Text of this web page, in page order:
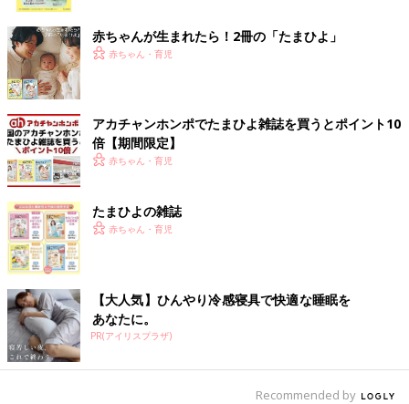
SUZU そうです。声をかけてくれたのは「シェリーブラン」と
いう似顔絵ケーキを作っている神奈川県のケーキ屋さんでした。
そこの専属イラストレーターになることになりました。似顔絵ケ
ーキというのは、ケーキの上に似顔絵を転写したプレートを載せ
たものです。私は送られてきた写真を見ながら似顔絵を描く仕事
をすることになり、
ずっと続けていた事務の仕事をしながら、似顔絵の仕事を副業と
して取り組む生活を３年ほど続けました。
ただ、やっぱり仕事を２件かけ持ちして、子どもたちの面倒を見
るのはすごく大変だったんです。2021年ごろ、夫と話している
ときに「やっぱり事務の仕事と似顔絵の仕事、両方やりながら子
育ては大変かもしれない」と言ったんです。ちょうどそのころは
コロナ禍だったから、転職するにも難しいかもしれないというタ
イミングで･･･。
すると夫が「似顔絵に専念してみたら？まだ子どもも小さいし、
似顔絵だったら在宅でも仕事ができるよ。挑戦してみてもいいん
赤ちゃんが生まれたら！2冊の「たまひよ」
赤ちゃん・育児
アカチャンホンポでたまひよ雑誌を買うとポイント10
倍【期間限定】
赤ちゃん・育児
たまひよの雑誌
赤ちゃん・育児
【大人気】ひんやり冷感寝具で快適な睡眠を
あなたに。
PR(アイリスプラザ)
Recommended by